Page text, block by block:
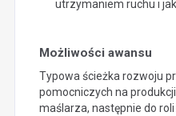
utrzymaniem ruchu i
Możliwości awansu
Typowa ścieżka rozwoju
pomocniczych na
maślarza, następnie do